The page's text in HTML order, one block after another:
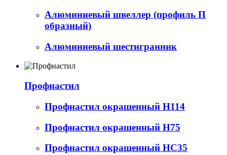
Алюминиевый швеллер (профиль П
образный)
Алюминиевый шестигранник
Профнастил
Профнастил окрашенный Н114
Профнастил окрашенный Н75
Профнастил окрашенный НС35